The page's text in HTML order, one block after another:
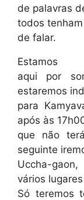
de palavras
todos
de falar.
Estamos
aqui por
estaremos
para
após às
que não
seguinte
Uccha-
vários
Só teremos